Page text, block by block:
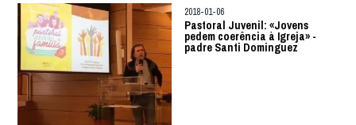
2018-01-06
Pastoral Juvenil: «Jovens
pedem coerência à Igreja» -
padre Santi Dominguez